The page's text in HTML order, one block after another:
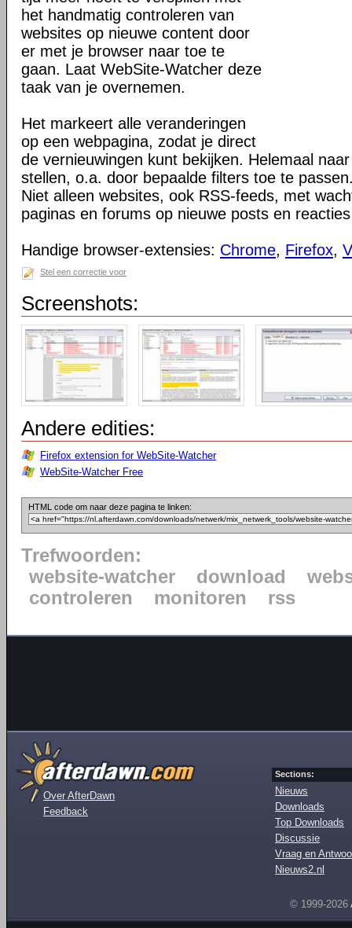
het handmatig controleren van
websites op nieuwe content door
er met je browser naar toe te
gaan. Laat WebSite-Watcher deze
taak van je overnemen.
Het markeert alle veranderingen
op een webpagina, zodat je direct
de vernieuwingen kunt bekijken. Helemaal
stellen, o.a. door bepaalde filters toe te
Niet alleen websites, ook RSS-feeds, met
paginas en forums op nieuwe posts en
Handige browser-extensies: Chrome, Firefox,
Stel een correctie voor
Screenshots:
Andere edities:
Firefox extension for WebSite-Watcher
WebSite-Watcher Free
HTML code om naar deze pagina te linken:
Trefwoorden:
website-watcher
download
controleren
monitoren rss
Over AfterDawn
Feedback
Sections:
Nieuws
Downloads
Top Downloads
Discussie
Vraag en
Nieuws2.nl
© 1999-2026